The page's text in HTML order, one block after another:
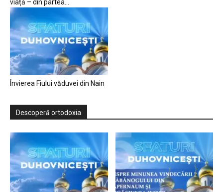
viață – din partea...
Învierea Fiului văduvei din Nain
Descoperă ortodoxia